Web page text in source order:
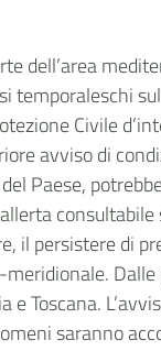
dell’area
temporaleschi
Civile
avviso di
Paese,
il persistere di
Toscana.
saranno